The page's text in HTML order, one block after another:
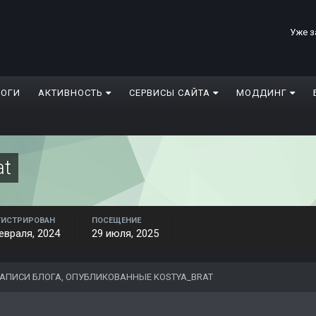
Уже
АКТИВНОСТЬ СЕРВИСЫ САЙТА МОДДИНГ
2024
ПОСЕЩЕНИЕ
29 июля, 2025
БЛОГА, ОПУБЛИКОВАННЫЕ KOSTYA_BRAT